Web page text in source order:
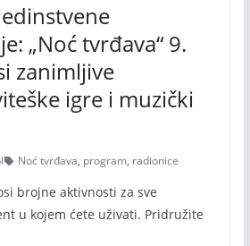
„Noć tvrđava“ 9.
zanimljive
igre i muzički
Noć tvrđava, program, radionice
brojne aktivnosti za sve
u kojem ćete uživati. Pridružite